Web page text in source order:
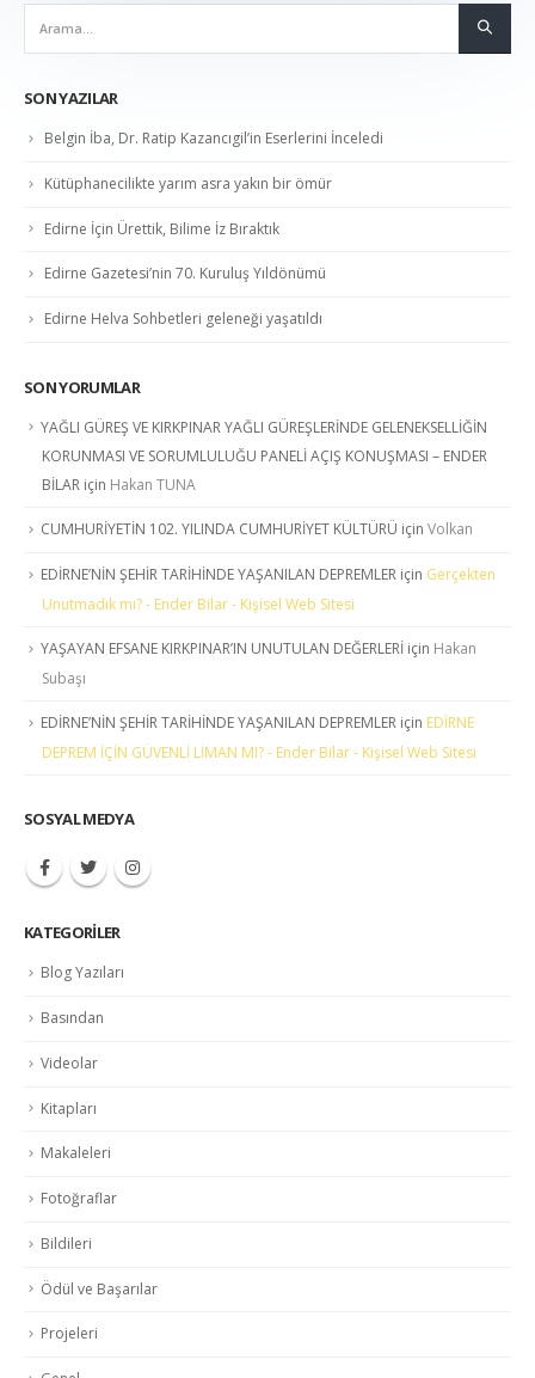
SON YAZILAR
Belgin İba, Dr. Ratip Kazancıgil’in Eserlerini İnceledi
Kütüphanecilikte yarım asra yakın bir ömür
Edirne İçin Ürettik, Bilime İz Bıraktık
Edirne Gazetesi’nin 70. Kuruluş Yıldönümü
Edirne Helva Sohbetleri geleneği yaşatıldı
SON YORUMLAR
YAĞLI GÜREŞ VE KIRKPINAR YAĞLI GÜREŞLERİNDE GELENEKSELLİĞİN
KORUNMASI VE SORUMLULUĞU PANELİ AÇIŞ KONUŞMASI – ENDER
BİLAR için Hakan TUNA
CUMHURİYETİN 102. YILINDA CUMHURİYET KÜLTÜRÜ için Volkan
EDİRNE’NİN ŞEHİR TARİHİNDE YAŞANILAN DEPREMLER için Gerçekten
Unutmadık mı? - Ender Bilar - Kişisel Web Sitesi
YAŞAYAN EFSANE KIRKPINAR’IN UNUTULAN DEĞERLERİ için Hakan
Subaşı
EDİRNE’NİN ŞEHİR TARİHİNDE YAŞANILAN DEPREMLER için EDİRNE
DEPREM İÇİN GÜVENLİ LİMAN MI? - Ender Bilar - Kişisel Web Sitesi
SOSYAL MEDYA
KATEGORILER
Blog Yazıları
Basından
Videolar
Kitapları
Makaleleri
Fotoğraflar
Bildileri
Ödül ve Başarılar
Projeleri